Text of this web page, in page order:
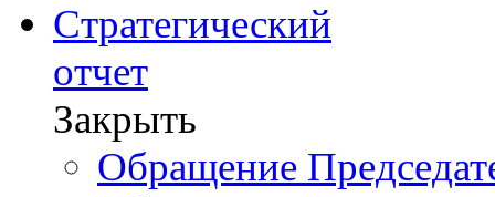
Стратегический
отчет
Закрыть
Обращение